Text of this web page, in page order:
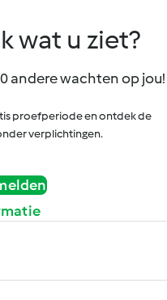
wat u ziet?
andere wachten op jou!
proefperiode en ontdek de
verplichtingen.